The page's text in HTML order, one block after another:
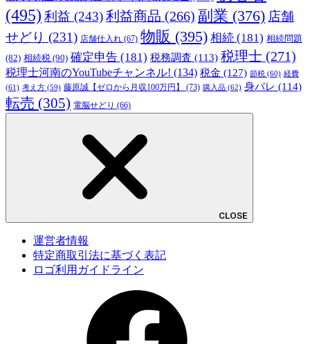
(495) 利益 (243)利益商品 (266) 副業 (376) 店舗
せどり (231) 店舗仕入れ (67) 物販 (395) 相続 (181) 相続問題
(82) 相続税 (90) 確定申告 (181) 税務調査 (113) 税理士 (271)
税理士河南のYouTubeチャンネル! (134) 税金 (127) 節税 (60) 経費
(61) 考え方 (59) 藤原誠【ゼロから月収100万円】 (73) 購入品 (62) 身バレ (114)
転売 (305) 電脳せどり (66)
CLOSE
運営者情報
特定商取引法に基づく表記
ロゴ利用ガイドライン